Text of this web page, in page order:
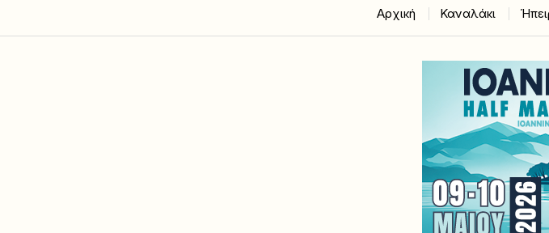
Αρχική Καναλάκι